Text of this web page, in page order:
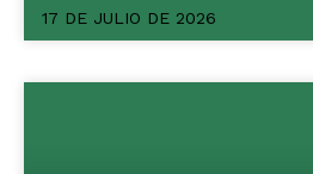
17 DE JULIO DE 2026